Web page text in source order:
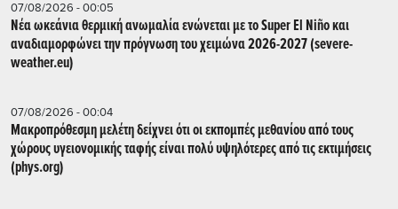
07/08/2026 - 00:05
Νέα ωκεάνια θερμική ανωμαλία ενώνεται με το Super El Niño και
αναδιαμορφώνει την πρόγνωση του χειμώνα 2026-2027 (severe-
weather.eu)
07/08/2026 - 00:04
Μακροπρόθεσμη μελέτη δείχνει ότι οι εκπομπές μεθανίου από τους
χώρους υγειονομικής ταφής είναι πολύ υψηλότερες από τις εκτιμήσεις
(phys.org)